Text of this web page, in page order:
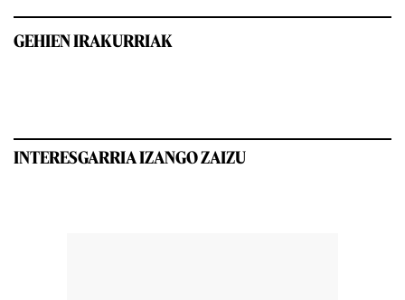
GEHIEN IRAKURRIAK
INTERESGARRIA IZANGO ZAIZU